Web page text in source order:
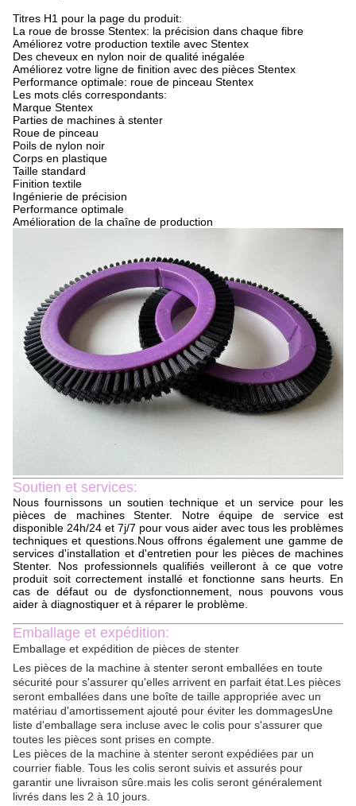
Titres H1 pour la page du produit:
La roue de brosse Stentex: la précision dans chaque fibre
Améliorez votre production textile avec Stentex
Des cheveux en nylon noir de qualité inégalée
Améliorez votre ligne de finition avec des pièces Stentex
Performance optimale: roue de pinceau Stentex
Les mots clés correspondants:
Marque Stentex
Parties de machines à stenter
Roue de pinceau
Poils de nylon noir
Corps en plastique
Taille standard
Finition textile
Ingénierie de précision
Performance optimale
Amélioration de la chaîne de production
Soutien et services:
Nous fournissons un soutien technique et un service pour les
pièces de machines Stenter. Notre équipe de service est
disponible 24h/24 et 7j/7 pour vous aider avec tous les problèmes
techniques et questions.Nous offrons également une gamme de
services d'installation et d'entretien pour les pièces de machines
Stenter. Nos professionnels qualifiés veilleront à ce que votre
produit soit correctement installé et fonctionne sans heurts. En
cas de défaut ou de dysfonctionnement, nous pouvons vous
aider à diagnostiquer et à réparer le problème.
Emballage et expédition:
Emballage et expédition de pièces de stenter
Les pièces de la machine à stenter seront emballées en toute
sécurité pour s'assurer qu'elles arrivent en parfait état.Les pièces
seront emballées dans une boîte de taille appropriée avec un
matériau d'amortissement ajouté pour éviter les dommagesUne
liste d'emballage sera incluse avec le colis pour s'assurer que
toutes les pièces sont prises en compte.
Les pièces de la machine à stenter seront expédiées par un
courrier fiable. Tous les colis seront suivis et assurés pour
garantir une livraison sûre.mais les colis seront généralement
livrés dans les 2 à 10 jours.